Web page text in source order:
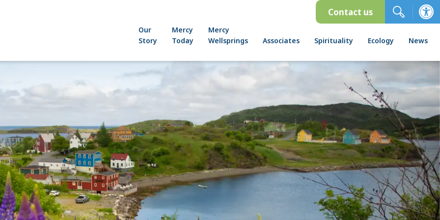
Our
Story
Mercy
Today
Mercy
Wellsprings
Associates Spirituality Ecology News
Contact us